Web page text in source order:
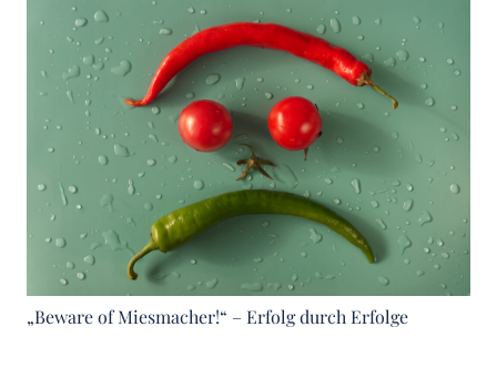
„Beware of Miesmacher!“ – Erfolg durch Erfolge